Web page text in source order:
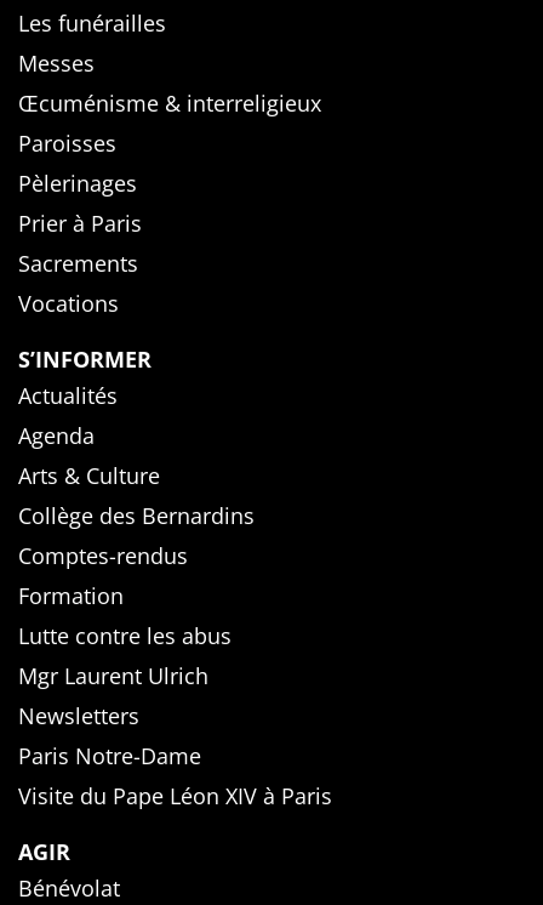
Les funérailles
Messes
Œcuménisme & interreligieux
Paroisses
Pèlerinages
Prier à Paris
Sacrements
Vocations
S’INFORMER
Actualités
Agenda
Arts & Culture
Collège des Bernardins
Comptes-rendus
Formation
Lutte contre les abus
Mgr Laurent Ulrich
Newsletters
Paris Notre-Dame
Visite du Pape Léon XIV à Paris
AGIR
Bénévolat